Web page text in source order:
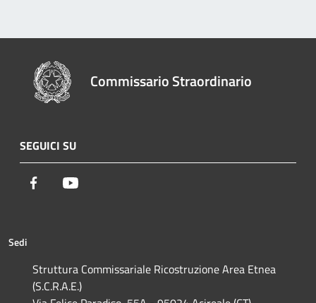
Commissario Straordinario
SEGUICI SU
Facebook
Sedi
Struttura Commissariale Ricostruzione Area Etnea
(S.C.R.A.E.)